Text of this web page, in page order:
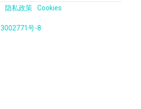
隐私政策 Cookies
号-8